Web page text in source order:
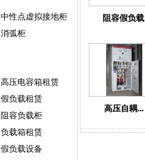
中性点虚拟接地柜
消弧柜
高压电容箱租赁
假负载租赁
阻容负载柜
负载箱租赁
假负载设备
阻容假负载
高压自耦...